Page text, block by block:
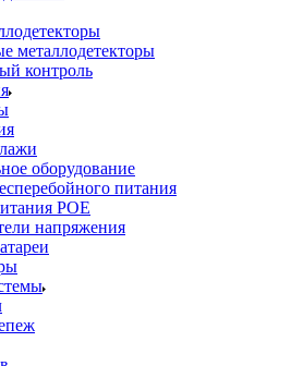
металлодетекторы
контроль
оборудование
питания
POE
напряжения